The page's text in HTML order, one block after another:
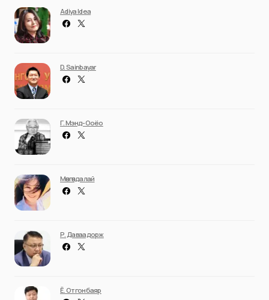
Adiya Idea
D. Sainbayar
Г. Мэнд-Ооёо
Мөнгөндалай
Р. Даваадорж
Ё. Отгонбаяр